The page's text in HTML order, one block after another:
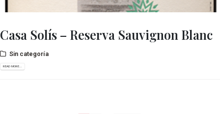
Casa Solís – Reserva Sauvignon Blanc
Sin categoría
READ MORE...